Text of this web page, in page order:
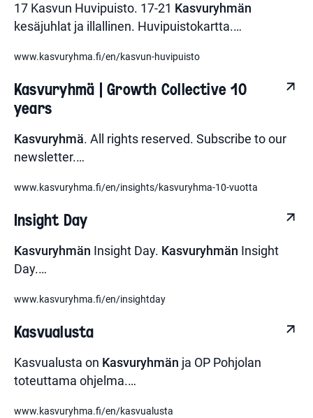
17 Kasvun Huvipuisto. 17-21 Kasvuryhmän
kesäjuhlat ja illallinen. Huvipuistokartta.…
www.kasvuryhma.fi/en/kasvun-huvipuisto
Kasvuryhmä | Growth Collective 10
years
Kasvuryhmä. All rights reserved. Subscribe to our
newsletter.…
www.kasvuryhma.fi/en/insights/kasvuryhma-10-vuotta
Insight Day
Kasvuryhmän Insight Day. Kasvuryhmän Insight
Day.…
www.kasvuryhma.fi/en/insightday
Kasvualusta
Kasvualusta on Kasvuryhmän ja OP Pohjolan
toteuttama ohjelma.…
www.kasvuryhma.fi/en/kasvualusta